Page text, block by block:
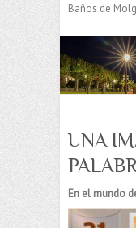
Baños de
UNA
En el mundo